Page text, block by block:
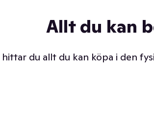
Allt du kan
hittar du allt du kan köpa i den